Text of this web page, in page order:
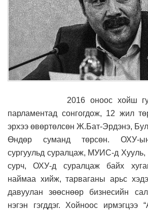
2016 оноос хойш гурав
парламентад сонгогдож, 12 жил
эрхээ өвөртөлсөн Ж.Бат-Эрдэнэ,
Өндөр суманд төрсөн. ОХУ-ын
сургуульд суралцаж, МУИС-д Хууль,
сурч, ОХУ-д суралцаж байх
наймаа хийж, тарваганы арьс
давуулан зөөснөөр бизнесийн
нэгэн гэгддэг. Хойноос ирмэгцээ